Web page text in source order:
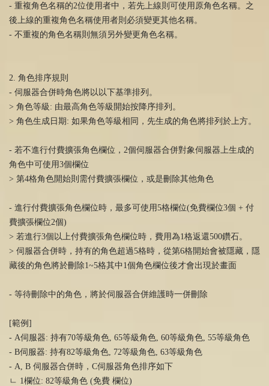
- 重複角色名稱的2位使用者中，若先上線則可使用原角色名稱。之
後上線的重複角色名稱使用者則必須變更其他名稱。
- 不重複的角色名稱則無須另外變更角色名稱。
2. 角色排序規則
- 伺服器合併時角色將以以下基準排列。
> 角色等級: 由最高角色等級開始按降序排列。
> 角色生成日期: 如果角色等級相同，先生成的角色將排列於上方。
- 若不進行付費擴張角色欄位，2個伺服器合併對象伺服器上生成的
角色中可使用3個欄位
> 第4格角色開始則需付費擴張欄位，或是刪除其他角色
- 進行付費擴張角色欄位時，最多可使用5格欄位(免費欄位3個 + 付
費擴張欄位2個)
> 若進行3個以上付費擴張角色欄位時，費用為1格返還500鑽石。
> 伺服器合併時，持有的角色超過5格時，從第6格開始會被隱藏，隱
藏後的角色將於刪除1~5格其中1個角色欄位後才會出現於畫面
- 等待刪除中的角色，將於伺服器合併維護時一併刪除
[範例]
- A伺服器: 持有70等級角色, 65等級角色, 60等級角色, 55等級角色
- B伺服器: 持有82等級角色, 72等級角色, 63等級角色
- A, B 伺服器合併時，C伺服器角色排序如下
ㄴ 1欄位: 82等級角色 (免費 欄位)